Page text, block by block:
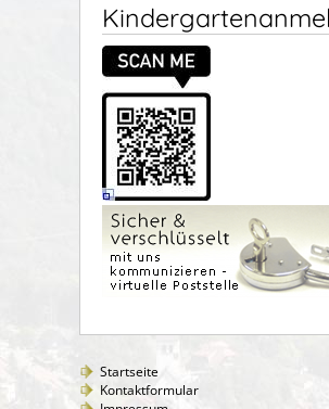
Startseite
Kontaktformular